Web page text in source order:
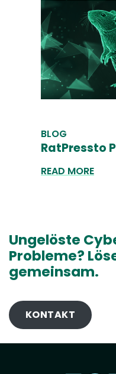
BLOG
RatPressto
READ MORE
Ungelöste
Probleme?
gemeinsam.
KONTAKT